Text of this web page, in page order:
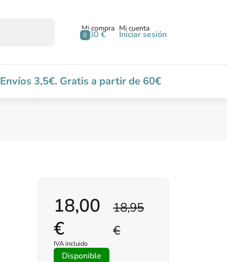
0
Mi compra
0,00 €
Mi cuenta
Iniciar sesión
Envíos 3,5€. Gratis a partir de 60€
18,95
€
18,00
€
IVA incluido
Disponible